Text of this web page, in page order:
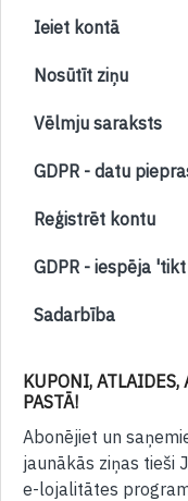
Ieiet kontā
Nosūtīt ziņu
Vēlmju saraksts
GDPR - datu
Reģistrēt kontu
GDPR - iespēja
Sadarbība
KUPONI, ATLAIDES,
PASTĀ!
Abonējiet un
jaunākās ziņas tieši
e-lojalitātes